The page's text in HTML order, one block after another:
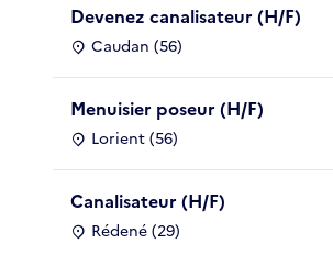
Devenez canalisateur (H/F)
Caudan (56)
Menuisier poseur (H/F)
Lorient (56)
Canalisateur (H/F)
Rédené (29)